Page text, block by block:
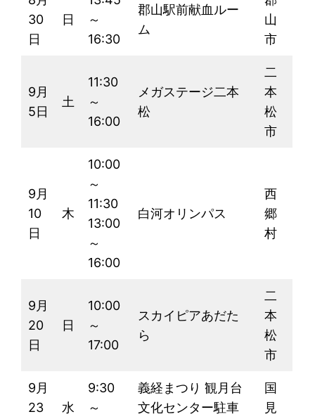
30
日
日
～
16:30
郡山駅前献血ルー
ム
山
市
9月
5日
土
11:30
～
16:00
メガステージ二本
松
二
本
松
市
9月
10
日
木
10:00
～
11:30
13:00
～
16:00
白河オリンパス
西
郷
村
9月
20
日
日
10:00
～
17:00
スカイピアあだた
ら
二
本
松
市
9月
23
水
9:30
～
義経まつり 観月台
文化センター駐車
国
見